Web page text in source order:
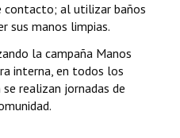
al utilizar baños
sus manos limpias.
la campaña Manos
interna, en todos los
realizan jornadas de